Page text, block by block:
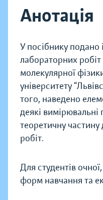
Анотація
У посібнику подано
лабораторних робіт
молекулярної
університету
того, наведено
деякі
теоретичну
робіт.
Для студентів
форм навчання та